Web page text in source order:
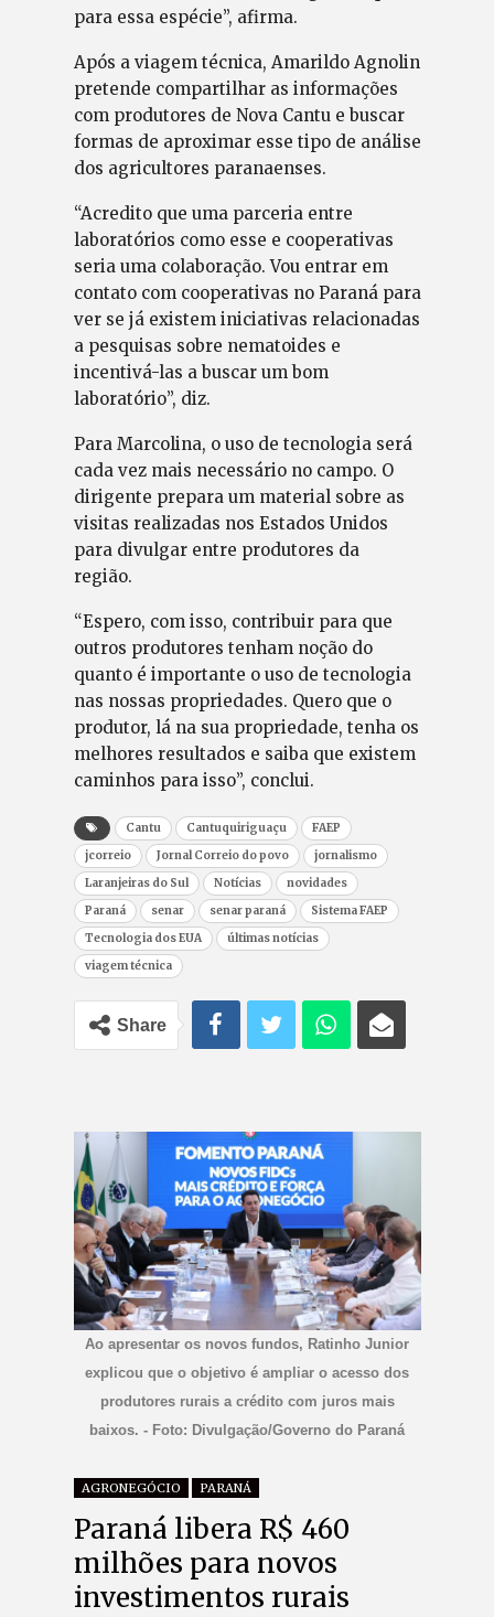
para essa espécie”, afirma.
Após a viagem técnica, Amarildo Agnolin
pretende compartilhar as informações
com produtores de Nova Cantu e buscar
formas de aproximar esse tipo de análise
dos agricultores paranaenses.
“Acredito que uma parceria entre
laboratórios como esse e cooperativas
seria uma colaboração. Vou entrar em
contato com cooperativas no Paraná para
ver se já existem iniciativas relacionadas
a pesquisas sobre nematoides e
incentivá-las a buscar um bom
laboratório”, diz.
Para Marcolina, o uso de tecnologia será
cada vez mais necessário no campo. O
dirigente prepara um material sobre as
visitas realizadas nos Estados Unidos
para divulgar entre produtores da
região.
“Espero, com isso, contribuir para que
outros produtores tenham noção do
quanto é importante o uso de tecnologia
nas nossas propriedades. Quero que o
produtor, lá na sua propriedade, tenha os
melhores resultados e saiba que existem
caminhos para isso”, conclui.
Cantu Cantuquiriguaçu
FAEP
jcorreio
Jornal Correio do povo
jornalismo
Laranjeiras do Sul
Notícias
novidades
Paraná
senar senar paraná
Sistema FAEP
Tecnologia dos EUA
últimas notícias
viagem técnica
Share
Ao apresentar os novos fundos, Ratinho Junior
explicou que o objetivo é ampliar o acesso dos
produtores rurais a crédito com juros mais
baixos. - Foto: Divulgação/Governo do Paraná
AGRONEGÓCIO PARANÁ
Paraná libera R$ 460
milhões para novos
investimentos rurais